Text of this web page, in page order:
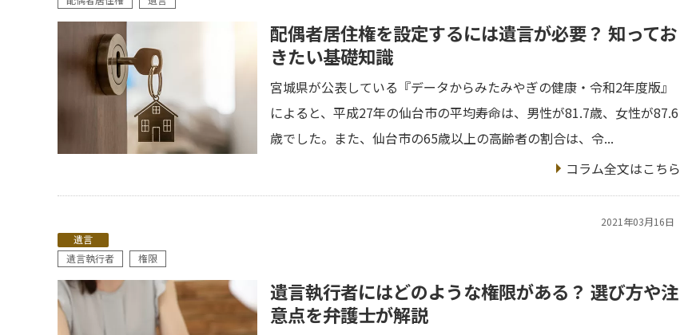
配偶者居住権を設定するには遺言が必要？ 知ってお
きたい基礎知識
宮城県が公表している『データからみたみやぎの健康・令和2年度版』
によると、平成27年の仙台市の平均寿命は、男性が81.7歳、女性が87.6
歳でした。また、仙台市の65歳以上の高齢者の割合は、令...
コラム全文はこちら
2021年03月16日
遺言
遺言執行者
権限
遺言執行者にはどのような権限がある？ 選び方や注
意点を弁護士が解説